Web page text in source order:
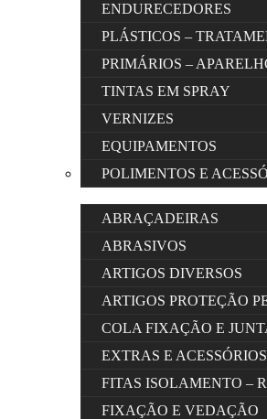
ENDURECEDORES
PLÁSTICOS –
PRIMÁRIOS –
TINTAS EM SPRAY
VERNIZES
EQUIPAMENTOS
POLIMENTOS E
ABRAÇADEIRAS
ABRASIVOS
ARTIGOS DIVERSOS
ARTIGOS PROTEÇÃO
COLA FIXAÇÃO E
EXTRAS E
FITAS ISOLAMENTO –
FIXAÇÃO E VEDAÇÃO